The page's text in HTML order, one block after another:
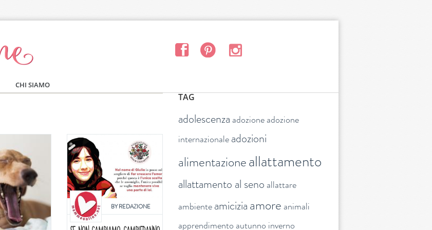
CHI SIAMO
BYREDAZIONE
TAG
adolescenza adozioneadozione
internazionaleadozioni
alimentazioneallattamento
allattamento al seno allattare
ambienteamiciziaamore animali
apprendimento autunno inverno